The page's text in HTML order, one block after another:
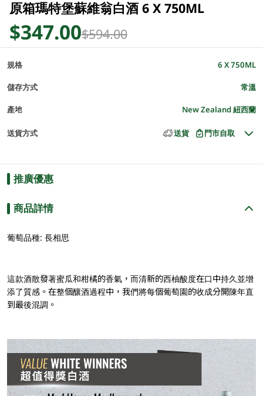
原箱瑪特堡蘇維翁白酒 6 X 750ML
$347.00$594.00
規格 6 X 750ML
儲存方式 常溫
產地 New Zealand 紐西蘭
送貨方式 送貨 門市自取
推廣優惠
商品詳情
葡萄品種: 長相思
這款酒散發著蜜瓜和柑橘的香氣，而清新的西柚酸度在口中持久並增
添了質感。在整個釀酒過程中，我們將每個葡萄園的收成分開陳年直
到最後混調。